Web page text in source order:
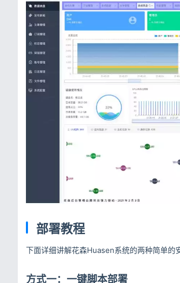
部署教程
下面详细讲解花森Huasen系统的两种简单的
方式一：一键脚本部署